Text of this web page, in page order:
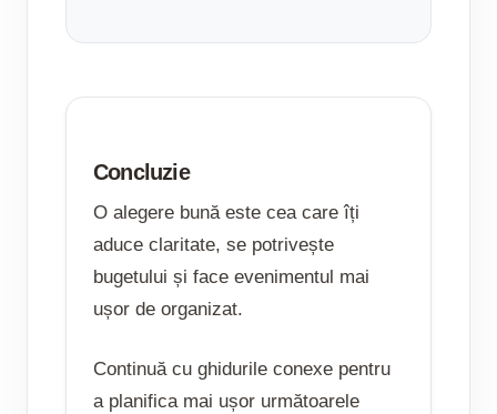
Concluzie
O alegere bună este cea care îți
aduce claritate, se potrivește
bugetului și face evenimentul mai
ușor de organizat.
Continuă cu ghidurile conexe pentru
a planifica mai ușor următoarele